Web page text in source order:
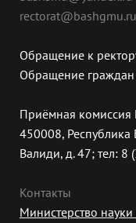
rectorat@bashgmu.ru
Обращение к
Обращение граждан
Приёмная
450008, Республика
Валиди, д. 47; тел:
Контакты
Министерство